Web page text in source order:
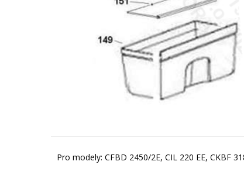
Pro modely: CFBD 2450/2E, CIL 220 EE, CKBF